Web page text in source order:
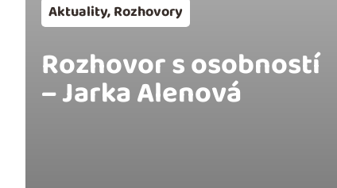
Aktuality,Rozhovory
Rozhovor s osobností
– Jarka Alenová